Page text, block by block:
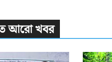
আরো খবর